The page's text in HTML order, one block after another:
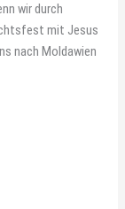
wir durch
mit Jesus
nach Moldawien